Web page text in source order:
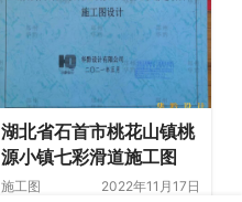
湖北省石首市桃花山镇桃
源小镇七彩滑道施工图
施工图 2022年11月17日